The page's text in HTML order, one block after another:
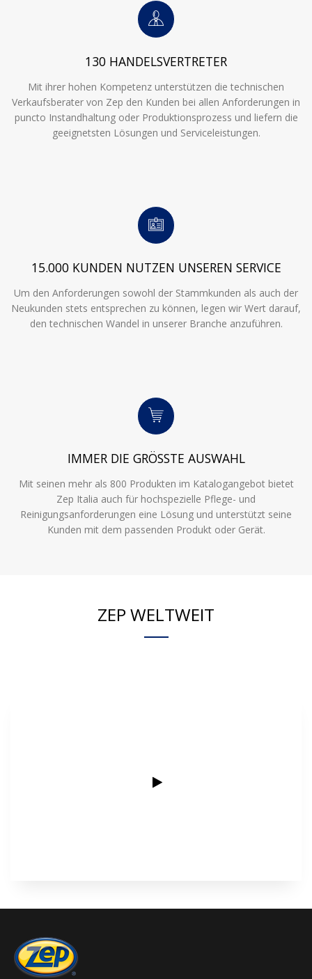
130 HANDELSVERTRETER
Mit ihrer hohen Kompetenz unterstützen die technischen
Verkaufsberater von Zep den Kunden bei allen Anforderungen in
puncto Instandhaltung oder Produktionsprozess und liefern die
geeignetsten Lösungen und Serviceleistungen.
15.000 KUNDEN NUTZEN UNSEREN SERVICE
Um den Anforderungen sowohl der Stammkunden als auch der
Neukunden stets entsprechen zu können, legen wir Wert darauf,
den technischen Wandel in unserer Branche anzuführen.
IMMER DIE GRÖSSTE AUSWAHL
Mit seinen mehr als 800 Produkten im Katalogangebot bietet
Zep Italia auch für hochspezielle Pflege- und
Reinigungsanforderungen eine Lösung und unterstützt seine
Kunden mit dem passenden Produkt oder Gerät.
ZEP WELTWEIT